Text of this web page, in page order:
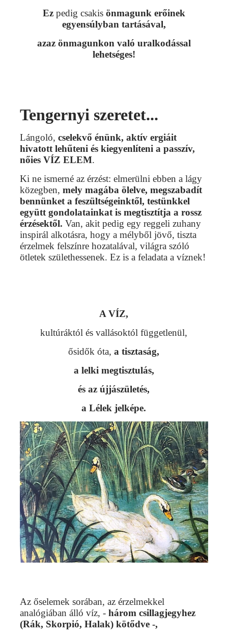
Ez pedig csakis önmagunk erőinek
egyensúlyban tartásával,
azaz önmagunkon való uralkodással
lehetséges!
Tengernyi szeretet...
Lángoló, cselekvő énünk, aktív ergiáit
hivatott lehűteni és kiegyenlíteni a passzív,
nőies VÍZ ELEM.
Ki ne ismerné az érzést: elmerülni ebben a lágy
közegben, mely magába ölelve, megszabadít
bennünket a feszültségeinktől, testünkkel
együtt gondolatainkat is megtisztítja a rossz
érzésektől. Van, akit pedig egy reggeli zuhany
inspirál alkotásra, hogy a mélyből jövő, tiszta
érzelmek felszínre hozatalával, világra szóló
ötletek születhessenek. Ez is a feladata a víznek!
A VÍZ,
kultúráktól és vallásoktól függetlenül,
ősidők óta,a tisztaság,
a lelki megtisztulás,
és az újjászületés,
a Lélek jelképe.
Az őselemek sorában, az érzelmekkel
analógiában álló víz, - három csillagjegyhez
(Rák, Skorpió, Halak) kötődve -,